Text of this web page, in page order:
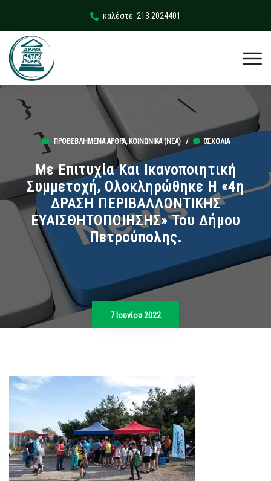
καλέστε: 213 2024401
ΠΡΟΒΕΒΛΗΜΈΝΑ ΆΡΘΡΑ, ΚΟΙΝΩΝΙΚΆ (ΝΕΑ)/ 0ΣΧΌΛΙΑ
Με Επιτυχία Και Ικανοποιητική
Συμμετοχή, Ολοκληρώθηκε Η «4η
ΔΡΑΣΗ ΠΕΡΙΒΑΛΛΟΝΤΙΚΗΣ
ΕΥΑΙΣΘΗΤΟΠΟΙΗΣΗΣ» Του Δήμου
Πετρούπολης.
7 Ιουνίου 2022